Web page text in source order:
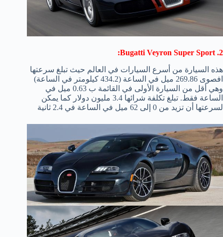
2. Bugatti Veyron Super Sport:
هذه السيارة من أسرع السيارات في العالم حيث تبلغ سرعتها
افصوى 269.86 ميل في الساعة (434.2 كيلومتر في الساعة)
وهي أقل من السيارة الأولى في القائمة ب 0.63 ميل في
الساعة فقط. تبلغ تكلفة شرائها 3.4 مليون دولار كما يمكن
لسرعتها أن تزيد من 0 إلى 62 ميل في الساعة في 2.4 ثانية